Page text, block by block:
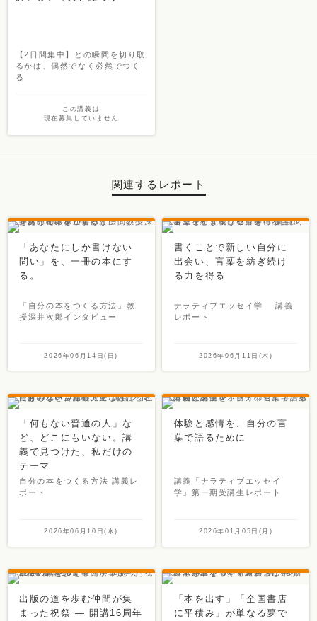
【2日間集中】どの瞬間を切り取
るかは、偶然でなく必然でつく
る
この講義は
現在募集していません
関連するレポート
「あなたにしか書けない
問い」を、一冊の本にす
る。
「自分の本をつくる方法」教
授深井次郎インタビュー
2026年06月14日(日)
書くことで新しい自分に
出会い、言葉を紡ぎ続け
る力を得る
ナラティブエッセイ学 講義
レポート
2026年06月11日(木)
「何もない普通の人」な
ど、どこにもいない。講
義で見つけた、私だけの
テーマ
自分の本をつくる方法 講義レ
ポート
2026年06月10日(水)
体験と感情を、自分の言
葉で語るために
講義「ナラティブエッセイ
学」第一期受講生レポート
2026年01月05日(月)
出版の道を歩む仲間が集
まった祝祭 ― 開講16周年
「本を出す」「全国書店
に平積み」が単なる夢で